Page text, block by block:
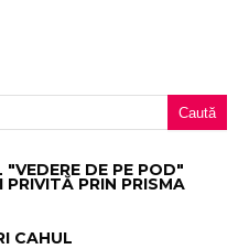
"VEDERE DE PE POD"
PRIVITĂ PRIN PRISMA
CAHUL